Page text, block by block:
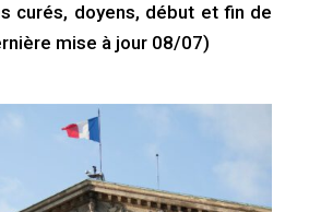
curés, doyens, début et fin de
mise à jour 08/07)